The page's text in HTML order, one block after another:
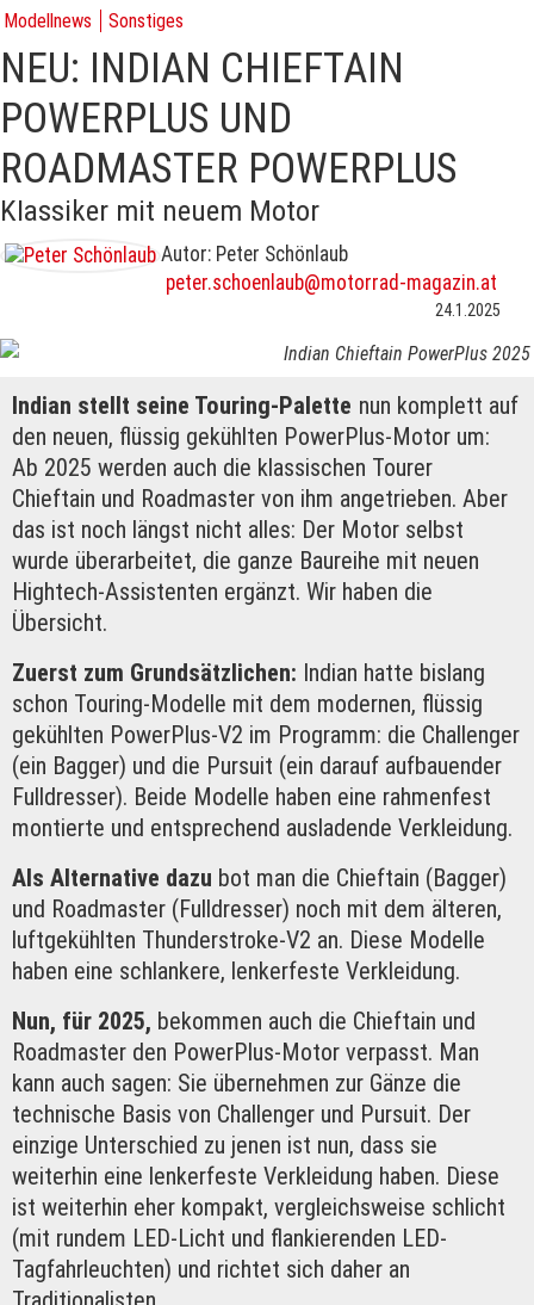
Modellnews Sonstiges
Autor: Peter Schönlaub
peter.schoenlaub@motorrad-magazin.at
24.1.2025
NEU: INDIAN CHIEFTAIN
POWERPLUS UND
ROADMASTER POWERPLUS
KIassiker mit neuem Motor
Indian Chieftain PowerPlus 2025
Indian stellt seine Touring-Palette nun komplett auf
den neuen, flüssig gekühlten PowerPlus-Motor um:
Ab 2025 werden auch die klassischen Tourer
Chieftain und Roadmaster von ihm angetrieben. Aber
das ist noch längst nicht alles: Der Motor selbst
wurde überarbeitet, die ganze Baureihe mit neuen
Hightech-Assistenten ergänzt. Wir haben die
Übersicht.
Zuerst zum Grundsätzlichen: Indian hatte bislang
schon Touring-Modelle mit dem modernen, flüssig
gekühlten PowerPlus-V2 im Programm: die Challenger
(ein Bagger) und die Pursuit (ein darauf aufbauender
Fulldresser). Beide Modelle haben eine rahmenfest
montierte und entsprechend ausladende Verkleidung.
Als Alternative dazu bot man die Chieftain (Bagger)
und Roadmaster (Fulldresser) noch mit dem älteren,
luftgekühlten Thunderstroke-V2 an. Diese Modelle
haben eine schlankere, lenkerfeste Verkleidung.
Nun, für 2025, bekommen auch die Chieftain und
Roadmaster den PowerPlus-Motor verpasst. Man
kann auch sagen: Sie übernehmen zur Gänze die
technische Basis von Challenger und Pursuit. Der
einzige Unterschied zu jenen ist nun, dass sie
weiterhin eine lenkerfeste Verkleidung haben. Diese
ist weiterhin eher kompakt, vergleichsweise schlicht
(mit rundem LED-Licht und flankierenden LED-
Tagfahrleuchten) und richtet sich daher an